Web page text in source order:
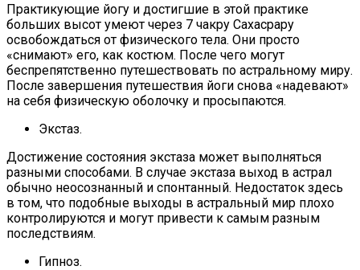
Практикующие йогу и достигшие в этой практике
больших высот умеют через 7 чакру Сахасрару
освобождаться от физического тела. Они просто
«снимают» его, как костюм. После чего могут
беспрепятственно путешествовать по астральному миру.
После завершения путешествия йоги снова «надевают»
на себя физическую оболочку и просыпаются.
Экстаз.
Достижение состояния экстаза может выполняться
разными способами. В случае экстаза выход в астрал
обычно неосознанный и спонтанный. Недостаток здесь
в том, что подобные выходы в астральный мир плохо
контролируются и могут привести к самым разным
последствиям.
Гипноз.